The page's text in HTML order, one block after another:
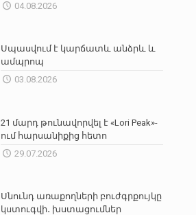
04.08.2026
Սպասվում է կարճատև անձրև և
ամպրոպ
03.08.2026
21 մարդ թունավորվել է «Lori Peak»-
ում հարսանիքից հետո
29.07.2026
Սնունդ առաքողների բուժգրքույկը
կստուգվի․ խստացումներ